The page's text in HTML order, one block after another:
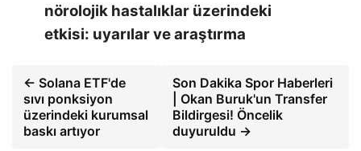
nörolojik hastalıklar üzerindeki
etkisi: uyarılar ve araştırma
← Solana ETF'de
sıvı ponksiyon
üzerindeki kurumsal
baskı artıyor
Son Dakika Spor Haberleri
| Okan Buruk'un Transfer
Bildirgesi! Öncelik
duyuruldu →